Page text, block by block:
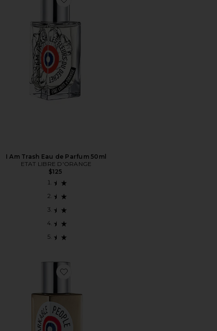
Favorite I Am Trash Eau de Parfum 50ml
I Am Trash Eau de Parfum 50ml
ETAT LIBRE D'ORANGE
$125
Favorite Remarkable People Eau de Parfum 50ml